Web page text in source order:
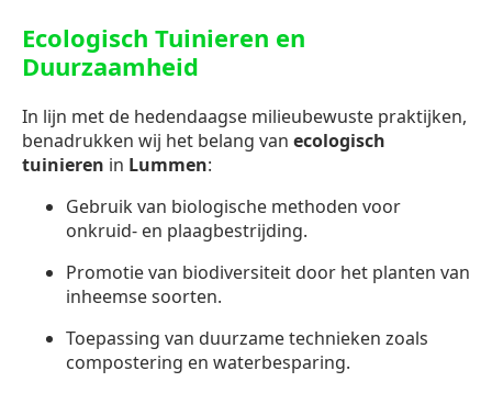
Ecologisch Tuinieren en
Duurzaamheid
In lijn met de hedendaagse milieubewuste praktijken,
benadrukken wij het belang van ecologisch
tuinieren in Lummen:
Gebruik van biologische methoden voor
onkruid- en plaagbestrijding.
Promotie van biodiversiteit door het planten van
inheemse soorten.
Toepassing van duurzame technieken zoals
compostering en waterbesparing.